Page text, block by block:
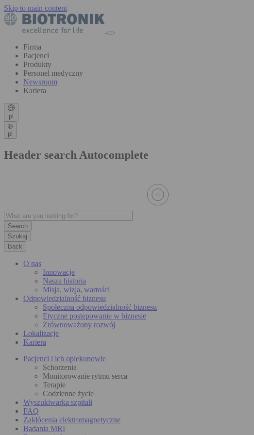
Skip to main content
Firma
Pacjenci
Produkty
Personel medyczny
Newsroom
Kariera
pl
pl
Header search Autocomplete
Szukaj
Back
O nas
Innowacje
Nasza historia
Misja, wizja, wartości
Odpowiedzialność biznesu
Społeczna odpowiedzialność biznesu
Etyczne postępowanie w biznesie
Zrównoważony rozwój
Lokalizacje
Kariera
Pacjenci i ich opiekunowie
Schorzenia
Monitorowanie rytmu serca
Terapie
Codzienne życie
Wyszukiwarka szpitali
FAQ
Zakłócenia elektromagnetyczne
Badania MRI